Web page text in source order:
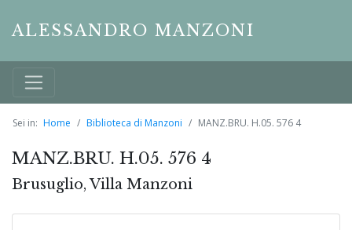
ALESSANDRO MANZONI
Sei in: Home Biblioteca di Manzoni MANZ.BRU. H.05. 576 4
MANZ.BRU. H.05. 576 4
Brusuglio, Villa Manzoni